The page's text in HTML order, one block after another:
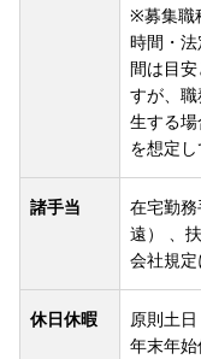
※募集職
時間・
間は目
すが、
生する
を想定し
諸手当
在宅勤
遠） 、
会社規
休日休暇
原則土
年末年始